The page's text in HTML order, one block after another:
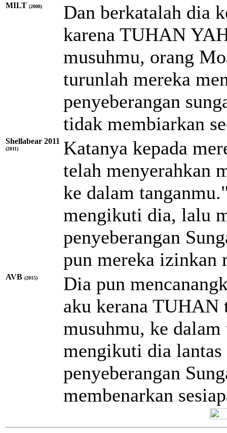
MILT (2008)
Dan berkatalah dia
karena TUHAN
musuhmu, orang
turunlah mereka
penyeberangan
tidak membiarkan
Shellabear 2011
(2011)
Katanya kepada
telah menyerahkan
ke dalam
mengikuti dia, lalu
penyeberangan
pun mereka izinkan
AVB (2015)
Dia pun
aku kerana TUHAN
musuhmu, ke
mengikuti dia lantas
penyeberangan
membenarkan